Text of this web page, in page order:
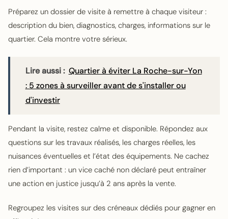
Préparez un dossier de visite à remettre à chaque visiteur :
description du bien, diagnostics, charges, informations sur le
quartier. Cela montre votre sérieux.
Lire aussi : Quartier à éviter La Roche-sur-Yon
: 5 zones à surveiller avant de s'installer ou
d'investir
Pendant la visite, restez calme et disponible. Répondez aux
questions sur les travaux réalisés, les charges réelles, les
nuisances éventuelles et l’état des équipements. Ne cachez
rien d’important : un vice caché non déclaré peut entraîner
une action en justice jusqu’à 2 ans après la vente.
Regroupez les visites sur des créneaux dédiés pour gagner en